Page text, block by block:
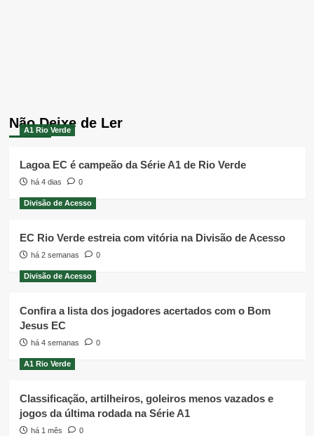
Não Deixe de Ler
A1 Rio Verde
Lagoa EC é campeão da Série A1 de Rio Verde
há 4 dias 0
Divisão de Acesso
EC Rio Verde estreia com vitória na Divisão de Acesso
há 2 semanas 0
Divisão de Acesso
Confira a lista dos jogadores acertados com o Bom
Jesus EC
há 4 semanas 0
A1 Rio Verde
Classificação, artilheiros, goleiros menos vazados e
jogos da última rodada na Série A1
há 1 mês 0